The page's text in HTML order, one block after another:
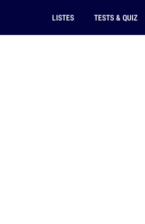
LISTES TESTS & QUIZ